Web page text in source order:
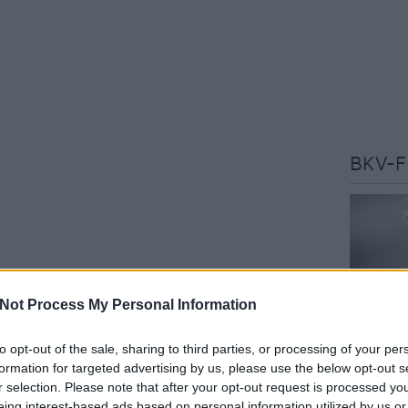
Process My Personal Information
opt-out of the sale, sharing to third parties, or processing of your
for targeted advertising by us, please use the below opt-out
selection. Please note that after your opt-out request is processed
hasonló videó létezéséről, kérjük jelezd a
bkvfigyelo@index.hu
Címkék:bkv videó járatritkítás ellenvideó
Tetszik 0
BKV-
Az oldal